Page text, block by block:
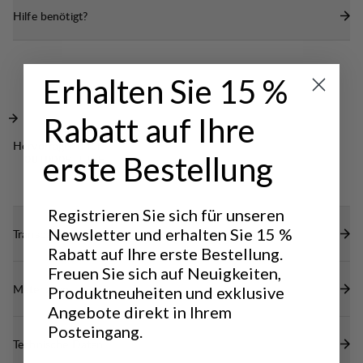
vorn und Klettverschluss hinten.
Hilfe benötigt?
Hervorragend für
OUTDOOR LIFE
Transparenz
Materialien
Technische Daten
Erhalten Sie 15 %
Rabatt auf Ihre
erste Bestellung
Registrieren Sie sich für unseren
Newsletter und erhalten Sie 15 %
Rabatt auf Ihre erste Bestellung.
Freuen Sie sich auf Neuigkeiten,
Produktneuheiten und exklusive
Angebote direkt in Ihrem
Posteingang.